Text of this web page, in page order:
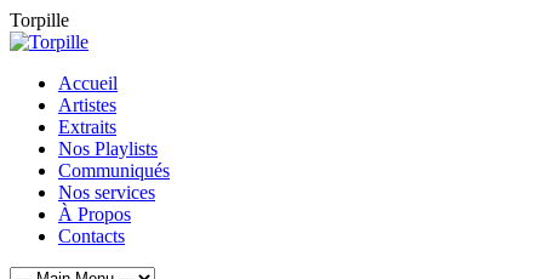
Torpille
Accueil
Artistes
Extraits
Nos Playlists
Communiqués
Nos services
À Propos
Contacts